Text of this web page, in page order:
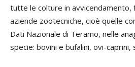
tutte le colture in avvicendamento,
aziende zootecniche, cioè quelle
Dati Nazionale di Teramo, nelle
specie: bovini e bufalini, ovi-caprini,